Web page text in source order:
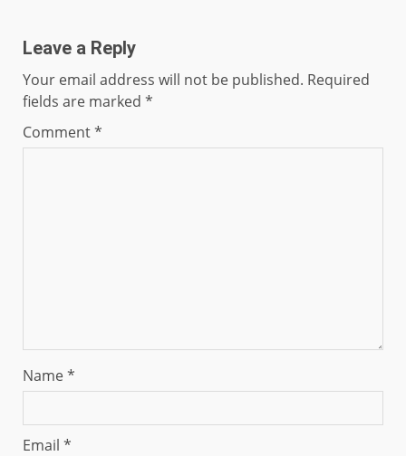
Leave a Reply
Your email address will not be published. Required
fields are marked *
Comment*
Name*
Email *